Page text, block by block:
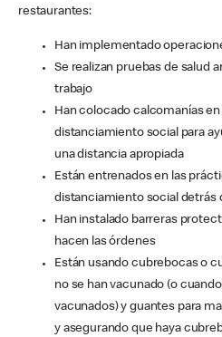
restaurantes:
Han implementado
Se realizan pruebas de salud
trabajo
Han colocado calcomanías
distanciamiento social para
una distancia apropiada
Están entrenados en las
distanciamiento social detrás
Han instalado barreras
hacen las órdenes
Están usando cubrebocas o
no se han vacunado (o
vacunados) y guantes para
y asegurando que haya